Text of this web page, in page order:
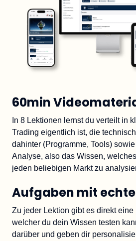
60min
In 8 Lektionen lernst du verteilt in
Trading eigentlich ist, die
dahinter (Programme, Tools)
Analyse, also das Wissen,
jeden beliebigen Markt zu
Aufgaben mit
Zu jeder Lektion gibt es direkt eine
welcher du dein Wissen testen
darüber und geben dir